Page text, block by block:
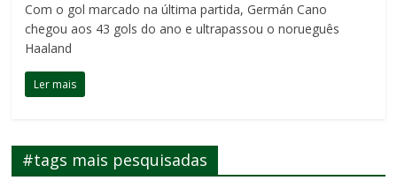
Com o gol marcado na última partida, Germán Cano
chegou aos 43 gols do ano e ultrapassou o norueguês
Haaland
Ler mais
#tags mais pesquisadas